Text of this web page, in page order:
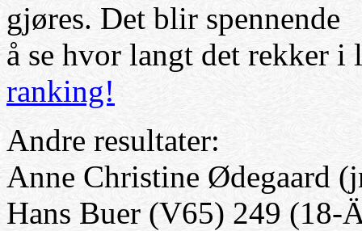
gjøres. Det blir spennende
å se hvor langt det rekker
ranking!
Andre resultater:
Anne Christine Ødegaard
Hans Buer (V65) 249 (18-